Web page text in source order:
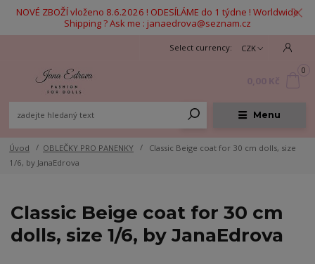
NOVÉ ZBOŽÍ vloženo 8.6.2026 ! ODESÍLÁME do 1 týdne ! Worldwide
Shipping ? Ask me : janaedrova@seznam.cz
Menu
CZK
0
Úvod OBLEČKY PRO PANENKY
Classic Beige coat for 30 cm dolls, size
1/6, by JanaEdrova
Classic Beige coat for 30 cm
dolls, size 1/6, by JanaEdrova